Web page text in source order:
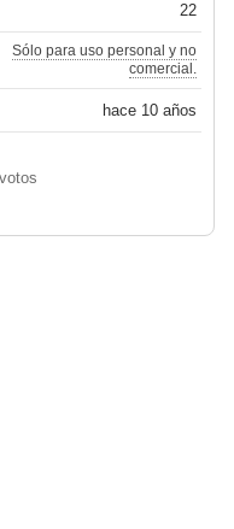
22
Sólo para uso personal y no
comercial.
hace 10 años